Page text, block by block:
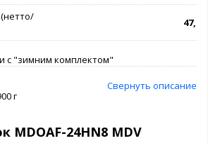
47,9
с "зимним комплектом"
Свернуть описание
г
MDOAF-24HN8 MDV